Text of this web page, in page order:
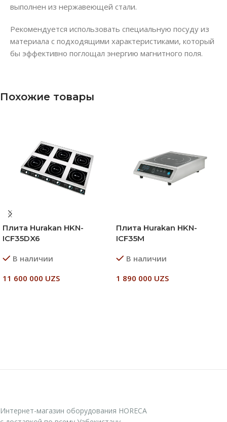
выполнен из нержавеющей стали.
Рекомендуется использовать специальную посуду из
материала с подходящими характеристиками, который
бы эффективно поглощал энергию магнитного поля.
Похожие товары
Плита Hurakan HKN-
ICF35DX6
В наличии
11 600 000 UZS
Плита Hurakan HKN-
ICF35M
В наличии
1 890 000 UZS
Интернет-магазин оборудования HORECA